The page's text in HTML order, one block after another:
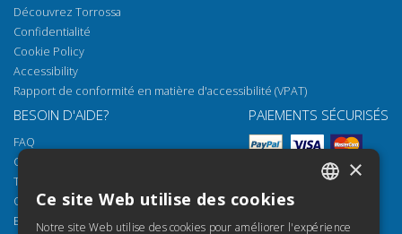
Découvrez Torrossa
Confidentialité
Cookie Policy
Accessibility
Rapport de conformité en matière d'accessibilité (VPAT)
BESOIN D'AIDE?
FAQ
Comment ouvrir nos documents
Torrossa Reader
Options d'accès
Email: helpdesk@torrossa.com
PAIEMENTS SÉCURISÉS
×
Ce site Web utilise des cookies
Notre site Web utilise des cookies pour améliorer l'expérience